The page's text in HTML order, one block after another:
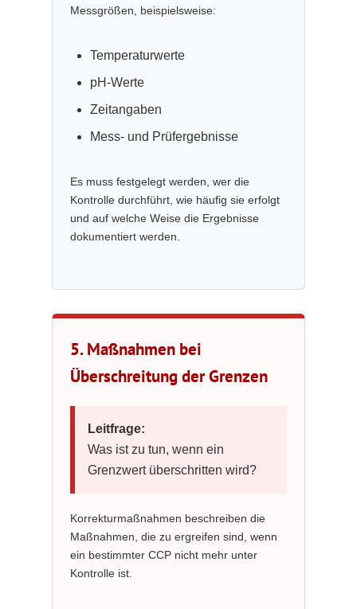
Messgrößen, beispielsweise:
Temperaturwerte
pH-Werte
Zeitangaben
Mess- und Prüfergebnisse
Es muss festgelegt werden, wer die
Kontrolle durchführt, wie häufig sie erfolgt
und auf welche Weise die Ergebnisse
dokumentiert werden.
5. Maßnahmen bei
Überschreitung der Grenzen
Leitfrage:
Was ist zu tun, wenn ein
Grenzwert überschritten wird?
Korrekturmaßnahmen beschreiben die
Maßnahmen, die zu ergreifen sind, wenn
ein bestimmter CCP nicht mehr unter
Kontrolle ist.